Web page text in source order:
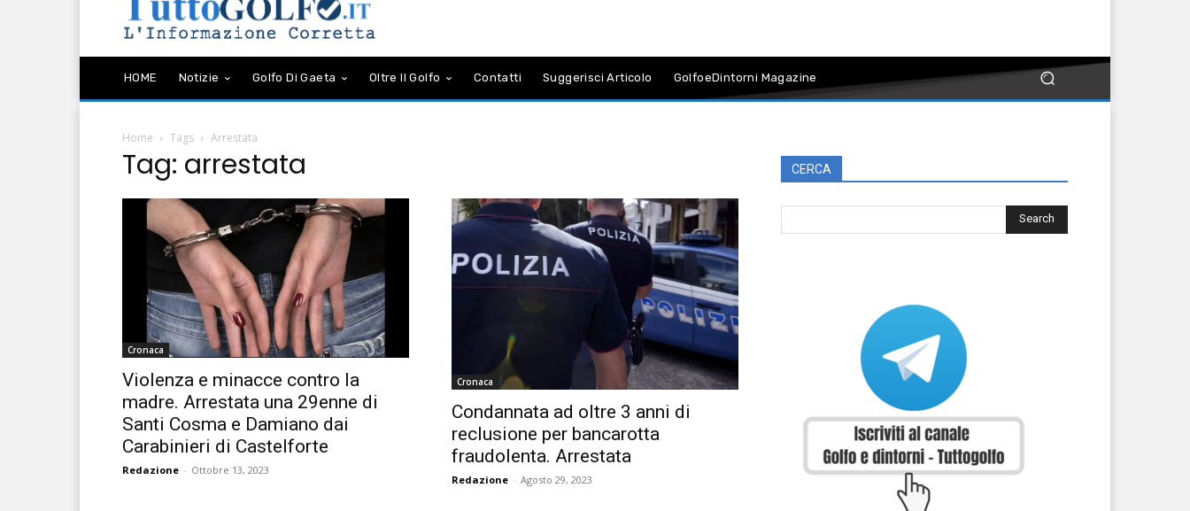
HOME Notizie Golfo Di Gaeta Oltre Il Golfo Contatti Suggerisci Articolo GolfoeDintorni Magazine
Home Tags Arrestata
Tag: arrestata
Cronaca
Violenza e minacce contro la
madre. Arrestata una 29enne di
Santi Cosma e Damiano dai
Carabinieri di Castelforte
Redazione - Ottobre 13, 2023
Cronaca
Condannata ad oltre 3 anni di
reclusione per bancarotta
fraudolenta. Arrestata
Redazione - Agosto 29, 2023
CERCA